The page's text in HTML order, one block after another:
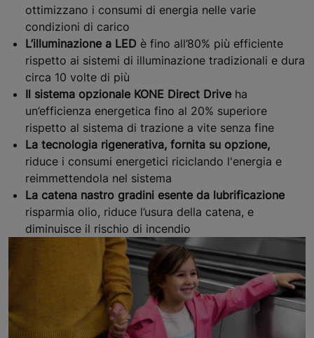
ottimizzano i consumi di energia nelle varie
condizioni di carico
L’illuminazione a LED è fino all’80% più efficiente
rispetto ai sistemi di illuminazione tradizionali e dura
circa 10 volte di più
Il sistema opzionale KONE Direct Drive ha
un’efficienza energetica fino al 20% superiore
rispetto al sistema di trazione a vite senza fine
La tecnologia rigenerativa, fornita su opzione,
riduce i consumi energetici riciclando l'energia e
reimmettendola nel sistema
La catena nastro gradini esente da lubrificazione
risparmia olio, riduce l’usura della catena, e
diminuisce il rischio di incendio